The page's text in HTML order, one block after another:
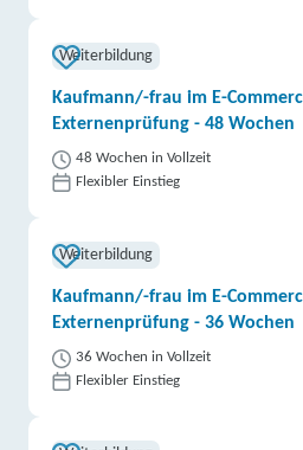
Weiterbildung
Kaufmann/-frau im E-
Externenprüfung - 48 Wochen
48 Wochen in Vollzeit
Flexibler Einstieg
Weiterbildung
Kaufmann/-frau im E-
Externenprüfung - 36 Wochen
36 Wochen in Vollzeit
Flexibler Einstieg